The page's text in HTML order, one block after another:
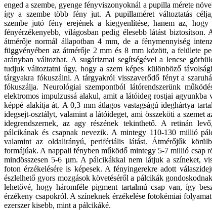
enged a szembe, gyenge fényviszonyoknál a pupilla mérete
így a szembe több fény jut. A pupillaméret változtatás
szembe jutó fény erejének a kiegyenlítése, hanem az, hogy
fényérzékenyebb, világosban pedig élesebb látást biztosítson.
átmérője normál állapotban 4 mm, de a fénymennyiség
függvényében az átmérője 2 mm és 8 mm között, a felülete
arányban változhat. A sugárizmai segítségével a lencse
tudjuk változtatni úgy, hogy a szem képes különböző
tárgyakra fókuszálni. A tárgyakról visszaverődő fényt a
fókuszálja. Neurológiai szempontból látórendszerünk
elektromos impulzussá alakul, amit a látóideg rostjai
képpé alakítja át. A 0,3 mm átlagos vastagságú ideghártya
idegsejt-osztályt, valamint a látóideget, ami összeköti a szemet
idegrendszernek, az agy részének tekinthető. A retinán
pálcikának és csapnak nevezik. A mintegy 110-130 millió
valamint az oldalirányú, perifériális látást. Átmérőjűk
formájúak. A nappali fényben működő mintegy 5-7 millió csap
mindösszesen 5-6 µm. A pálcikákkal nem látjuk a színeket,
foton érzékelésére is képesek. A fényingerekre adott
észlelhető gyors mozgások követéséről a pálcikák
lehetővé, hogy háromféle pigment tartalmú csap van, így
érzékeny csapokról. A színeknek érzékelése fotokémiai
ezerszer kisebb, mint a pálcikáké.